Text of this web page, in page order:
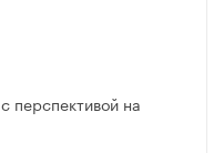
перспективой на